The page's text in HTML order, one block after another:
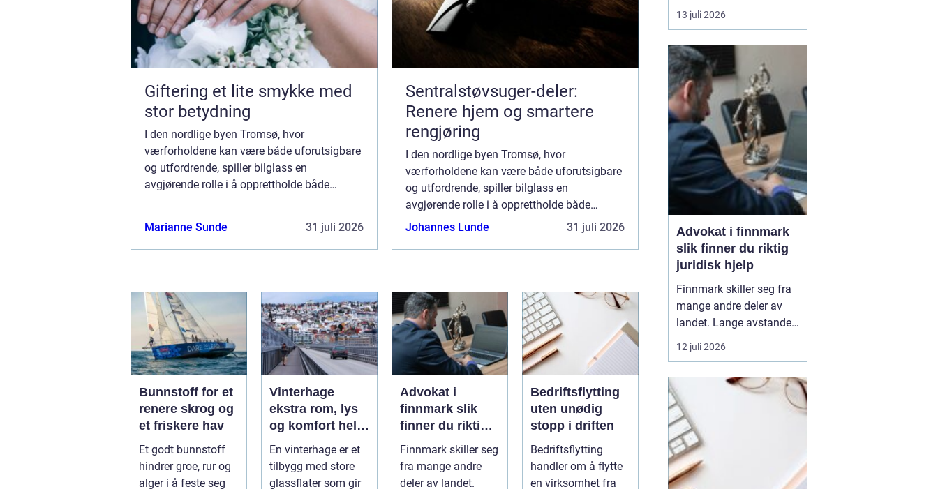
Giftering et lite smykke med
stor betydning
I den nordlige byen Tromsø, hvor
værforholdene kan være både uforutsigbare
og utfordrende, spiller bilglass en
avgjørende rolle i å opprettholde både
Marianne Sunde 31 juli 2026
Sentralstøvsuger-deler:
Renere hjem og smartere
rengjøring
I den nordlige byen Tromsø, hvor
værforholdene kan være både uforutsigbare
og utfordrende, spiller bilglass en
avgjørende rolle i å opprettholde både
sikkerhet og komfort for bilførere. Alt fra
Johannes Lunde 31 juli 2026
Bunnstoff for et
renere skrog og
et friskere hav
Et godt bunnstoff
hindrer groe, rur og
alger i å feste seg
Vinterhage
ekstra rom, lys
og komfort hele
året
En vinterhage er et
tilbygg med store
glassflater som gir
Advokat i
finnmark slik
finner du riktig
juridisk hjelp
Finnmark skiller seg
fra mange andre
deler av landet.
Bedriftsflytting
uten unødig
stopp i driften
Bedriftsflytting
handler om å flytte
en virksomhet fra
lyst og lunt oppholdsrom
nær hagen, også når
fungere som en ekstra
stue, spiseplass eller
stille son...
13 juli 2026
Advokat i finnmark
slik finner du riktig
juridisk hjelp
Finnmark skiller seg fra
mange andre deler av
landet. Lange avstander,
små lokalsamfunn, sterk
tilknytning til natur og
rettigheter gjør at mange
juridiske spørsmål får en
ekstra dimensjon. Når en
privatperson eller en
bedrift i...
12 juli 2026